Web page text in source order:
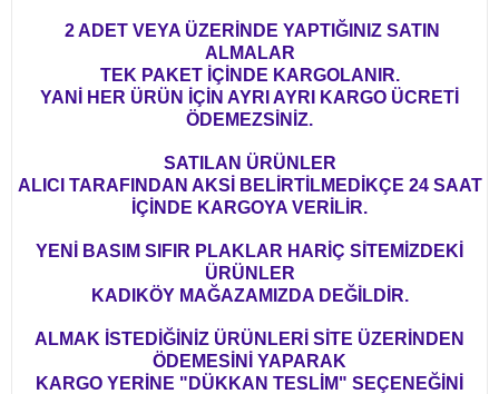
2 ADET VEYA ÜZERİNDE YAPTIĞINIZ SATIN
ALMALAR
TEK PAKET İÇİNDE KARGOLANIR.
YANİ HER ÜRÜN İÇİN AYRI AYRI KARGO ÜCRETİ
ÖDEMEZSİNİZ.
SATILAN ÜRÜNLER
ALICI TARAFINDAN AKSİ BELİRTİLMEDİKÇE 24 SAAT
İÇİNDE KARGOYA VERİLİR.
YENİ BASIM SIFIR PLAKLAR HARİÇ SİTEMİZDEKİ
ÜRÜNLER
KADIKÖY MAĞAZAMIZDA DEĞİLDİR.
ALMAK İSTEDİĞİNİZ ÜRÜNLERİ SİTE ÜZERİNDEN
ÖDEMESİNİ YAPARAK
KARGO YERİNE "DÜKKAN TESLİM" SEÇENEĞİNİ